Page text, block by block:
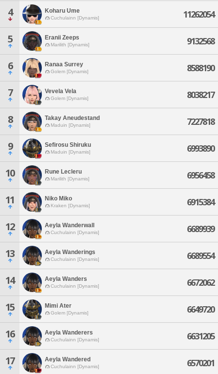
4 Koharu Ume
Cuchulainn [Dynamis] 11262054
5 Eranii Zeeps
Marilith [Dynamis] 9132568
6 Ranaa Surrey
Golem [Dynamis] 8588190
7 Vevela Vela
Golem [Dynamis] 8038217
8 Takay Aneudestand
Maduin [Dynamis] 7227818
9 Sefirosu Shiruku
Maduin [Dynamis] 6993890
10 Rune Lecleru
Marilith [Dynamis] 6956458
11 Niko Miko
Kraken [Dynamis] 6915384
12 Aeyla Wanderwall
Cuchulainn [Dynamis] 6689939
13 Aeyla Wanderings
Cuchulainn [Dynamis] 6689554
14 Aeyla Wanders
Cuchulainn [Dynamis] 6672062
15 Mimi Ater
Golem [Dynamis] 6649720
16 Aeyla Wanderers
Cuchulainn [Dynamis] 6631205
17 Aeyla Wandered
Cuchulainn [Dynamis] 6570201